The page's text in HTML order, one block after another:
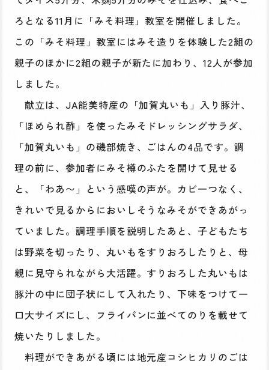
ろとなる11月に「みそ料理」教室を開催しました。
この「みそ料理」教室にはみそ造りを体験した2組の
親子のほかに2組の親子が新たに加わり、12人が参加
しました。
献立は、JA能美特産の「加賀丸いも」入り豚汁、
「ほめられ酢」を使ったみそドレッシングサラダ、
「加賀丸いも」の磯部焼き、ごはんの4品です。調
理の前に、参加者にみそ樽のふたを開けて見せる
と、「わあ〜」という感嘆の声が。カビ一つなく、
きれいで見るからにおいしそうなみそができあがっ
ていました。調理手順を説明したあと、子どもたち
は野菜を切ったり、丸いもをすりおろしたりと、母
親に見守られながら大活躍。すりおろした丸いもは
豚汁の中に団子状にして入れたり、下味をつけて一
口大サイズにし、フライパンに並べてのりを載せて
焼いたりしました。
料理ができあがる頃には地元産コシヒカリのごは